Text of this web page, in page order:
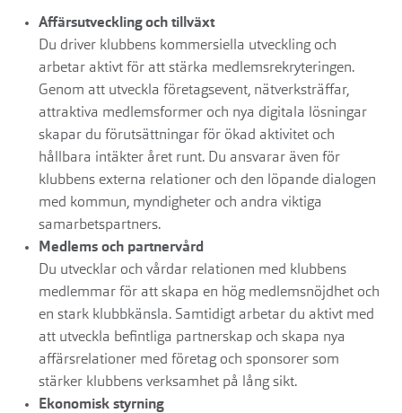
Affärsutveckling och tillväxt
Du driver klubbens kommersiella utveckling och
arbetar aktivt för att stärka medlemsrekryteringen.
Genom att utveckla företagsevent, nätverksträffar,
attraktiva medlemsformer och nya digitala lösningar
skapar du förutsättningar för ökad aktivitet och
hållbara intäkter året runt. Du ansvarar även för
klubbens externa relationer och den löpande dialogen
med kommun, myndigheter och andra viktiga
samarbetspartners.
Medlems och partnervård
Du utvecklar och vårdar relationen med klubbens
medlemmar för att skapa en hög medlemsnöjdhet och
en stark klubbkänsla. Samtidigt arbetar du aktivt med
att utveckla befintliga partnerskap och skapa nya
affärsrelationer med företag och sponsorer som
stärker klubbens verksamhet på lång sikt.
Ekonomisk styrning